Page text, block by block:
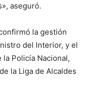
aseguró.
la gestión
del Interior, y el
Policía Nacional,
la Liga de Alcaldes